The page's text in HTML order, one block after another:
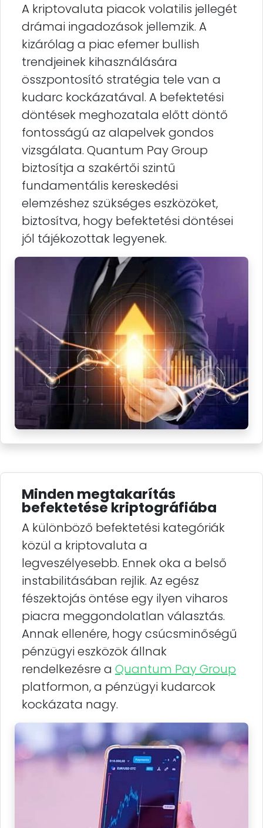
A kriptovaluta piacok volatilis jellegét
drámai ingadozások jellemzik. A
kizárólag a piac efemer bullish
trendjeinek kihasználására
összpontosító stratégia tele van a
kudarc kockázatával. A befektetési
döntések meghozatala előtt döntő
fontosságú az alapelvek gondos
vizsgálata. Quantum Pay Group
biztosítja a szakértői szintű
fundamentális kereskedési
elemzéshez szükséges eszközöket,
biztosítva, hogy befektetési döntései
jól tájékozottak legyenek.
Minden megtakarítás
befektetése kriptográfiába
A különböző befektetési kategóriák
közül a kriptovaluta a
legveszélyesebb. Ennek oka a belső
instabilitásában rejlik. Az egész
fészektojás öntése egy ilyen viharos
piacra meggondolatlan választás.
Annak ellenére, hogy csúcsminőségű
pénzügyi eszközök állnak
rendelkezésre a Quantum Pay Group
platformon, a pénzügyi kudarcok
kockázata nagy.